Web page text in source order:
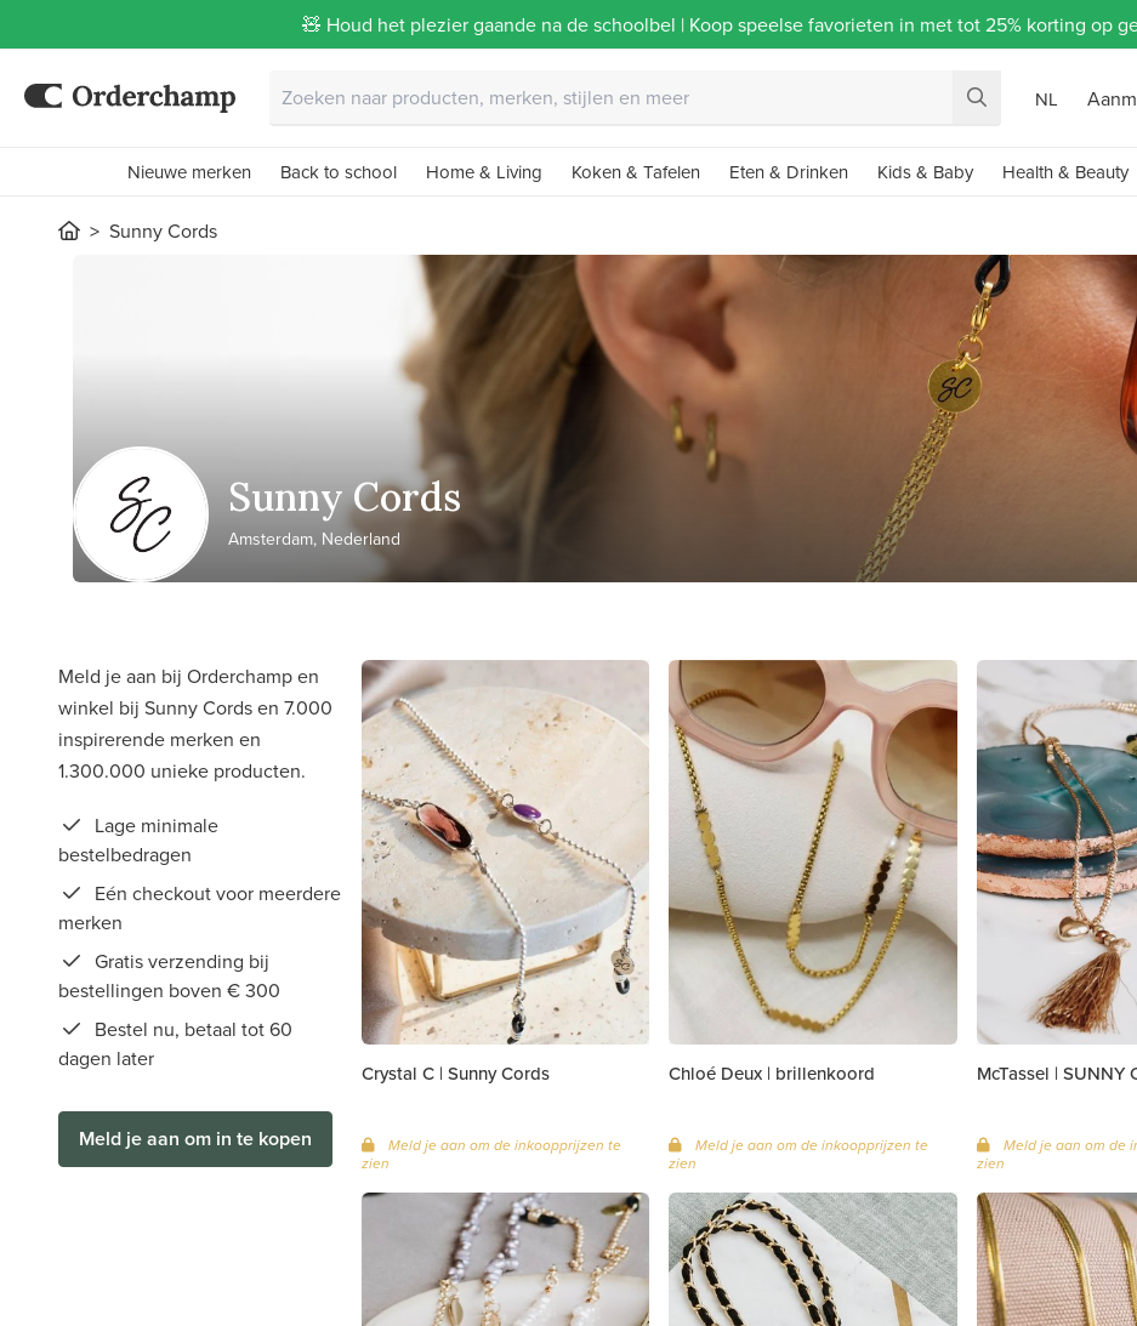
🧸 Houd het plezier gaande na de schoolbel | Koop speelse favorieten in met tot 25% korting op
NL
Nieuwe merken Back to school Home & Living Koken & Tafelen Eten & Drinken Kids & Baby Health & Beauty
Sunny Cords
Sunny Cords
Amsterdam, Nederland
Meld je aan bij Orderchamp en
winkel bij Sunny Cords en 7.000
inspirerende merken en
1.300.000 unieke producten.
Lage minimale
bestelbedragen
Eén checkout voor meerdere
merken
Gratis verzending bij
bestellingen boven € 300
Bestel nu, betaal tot 60
dagen later
Meld je aan om in te kopen
Crystal C | Sunny Cords
Meld je aan om de inkoopprijzen te
zien
Chloé Deux | brillenkoord
Meld je aan om de inkoopprijzen te
zien
McTassel | SUNNY
Meld je aan om de
zien